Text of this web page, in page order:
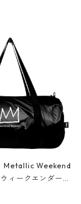
Metallic Weekend
ィークエンダー
ショルダーバッグ